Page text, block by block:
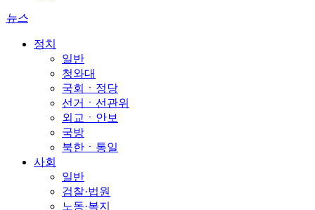
뉴스
정치
일반
청와대
국회ㆍ정당
선거ㆍ선관위
외교ㆍ안보
국방
북한ㆍ통일
사회
일반
검찰·법원
노동·복지